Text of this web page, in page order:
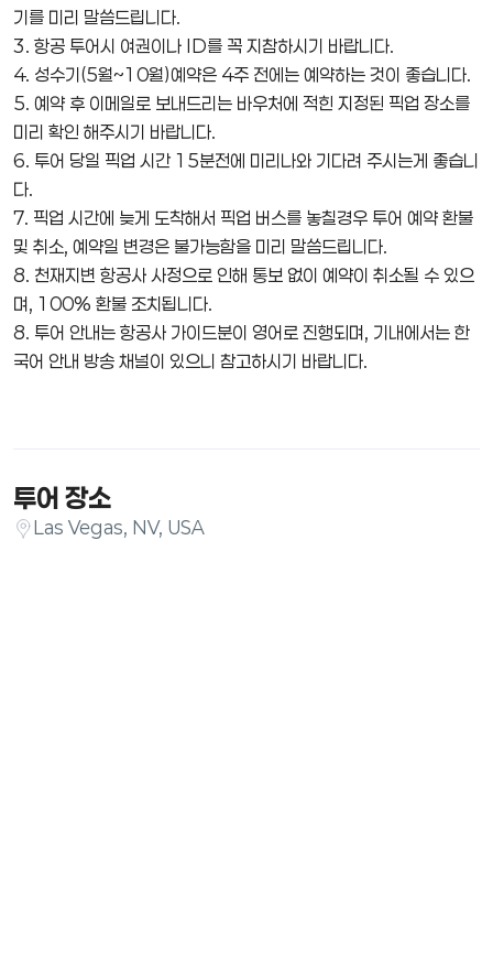
기를 미리 말씀드립니다.
3. 항공 투어시 여권이나 ID를 꼭 지참하시기 바랍니다.
4. 성수기(5월~10월)예약은 4주 전에는 예약하는 것이 좋습니다.
5. 예약 후 이메일로 보내드리는 바우처에 적힌 지정된 픽업 장소를
미리 확인 해주시기 바랍니다.
6. 투어 당일 픽업 시간 15분전에 미리나와 기다려 주시는게 좋습니
다.
7. 픽업 시간에 늦게 도착해서 픽업 버스를 놓칠경우 투어 예약 환불
및 취소, 예약일 변경은 불가능함을 미리 말씀드립니다.
8. 천재지변 항공사 사정으로 인해 통보 없이 예약이 취소될 수 있으
며, 100% 환불 조치됩니다.
8. 투어 안내는 항공사 가이드분이 영어로 진행되며, 기내에서는 한
국어 안내 방송 채널이 있으니 참고하시기 바랍니다.
투어 장소
Las Vegas, NV, USA